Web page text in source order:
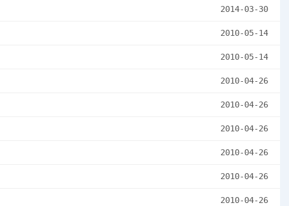
2014-03-30
2010-05-14
2010-05-14
2010-04-26
2010-04-26
2010-04-26
2010-04-26
2010-04-26
2010-04-26